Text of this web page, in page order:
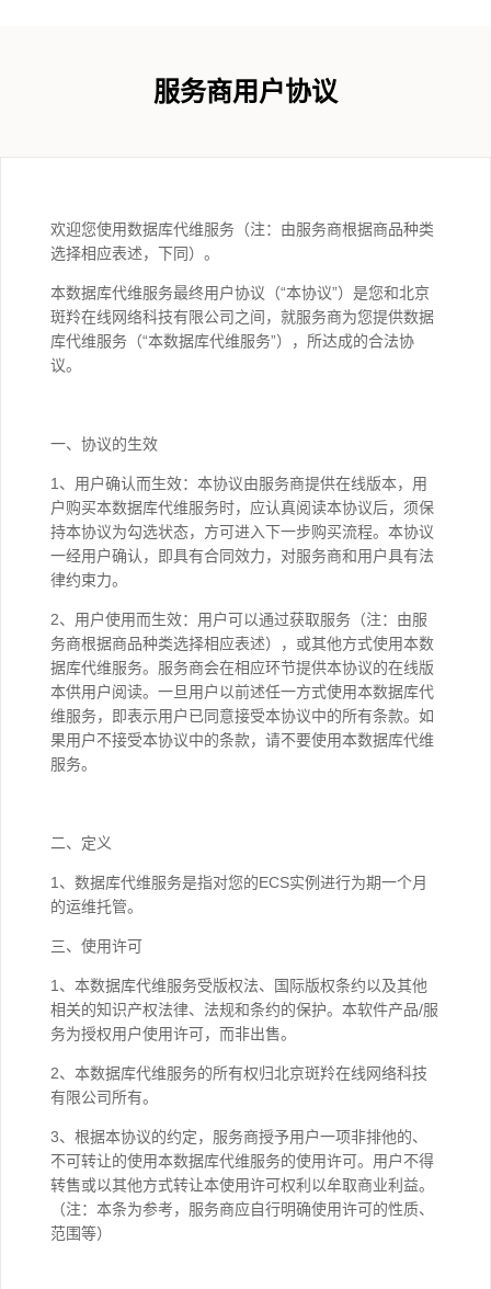
服务商用户协议
欢迎您使用数据库代维服务（注：由服务商根据商品种类
选择相应表述，下同）。
本数据库代维服务最终用户协议（“本协议”）是您和北京
斑羚在线网络科技有限公司之间，就服务商为您提供数据
库代维服务（“本数据库代维服务”），所达成的合法协
议。
一、协议的生效
1、用户确认而生效：本协议由服务商提供在线版本，用
户购买本数据库代维服务时，应认真阅读本协议后，须保
持本协议为勾选状态，方可进入下一步购买流程。本协议
一经用户确认，即具有合同效力，对服务商和用户具有法
律约束力。
2、用户使用而生效：用户可以通过获取服务（注：由服
务商根据商品种类选择相应表述），或其他方式使用本数
据库代维服务。服务商会在相应环节提供本协议的在线版
本供用户阅读。一旦用户以前述任一方式使用本数据库代
维服务，即表示用户已同意接受本协议中的所有条款。如
果用户不接受本协议中的条款，请不要使用本数据库代维
服务。
二、定义
1、数据库代维服务是指对您的ECS实例进行为期一个月
的运维托管。
三、使用许可
1、本数据库代维服务受版权法、国际版权条约以及其他
相关的知识产权法律、法规和条约的保护。本软件产品/服
务为授权用户使用许可，而非出售。
2、本数据库代维服务的所有权归北京斑羚在线网络科技
有限公司所有。
3、根据本协议的约定，服务商授予用户一项非排他的、
不可转让的使用本数据库代维服务的使用许可。用户不得
转售或以其他方式转让本使用许可权利以牟取商业利益。
（注：本条为参考，服务商应自行明确使用许可的性质、
范围等）